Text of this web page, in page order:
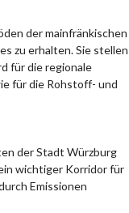
der mainfränkischen
zu erhalten. Sie stellen
für die regionale
für die Rohstoff- und
der Stadt Würzburg
wichtiger Korridor für
Emissionen